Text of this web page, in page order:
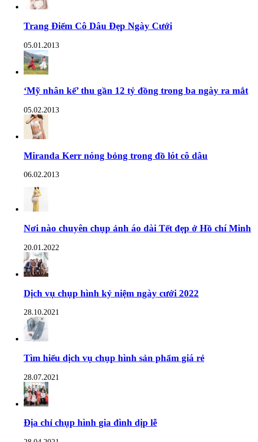
Trang Điểm Cô Dâu Đẹp Ngày Cưới
05.01.2013
‘Mỹ nhân kế’ thu gần 12 tỷ đồng trong ba ngày ra mắt
05.02.2013
Miranda Kerr nóng bỏng trong đồ lót cô dâu
06.02.2013
Nơi nào chuyên chụp ảnh áo dài Tết đẹp ở Hồ chí Minh
20.01.2022
Dịch vụ chụp hình kỷ niệm ngày cưới 2022
28.10.2021
Tìm hiểu dịch vụ chụp hình sản phẩm giá rẻ
28.07.2021
Địa chỉ chụp hình gia đình dịp lễ